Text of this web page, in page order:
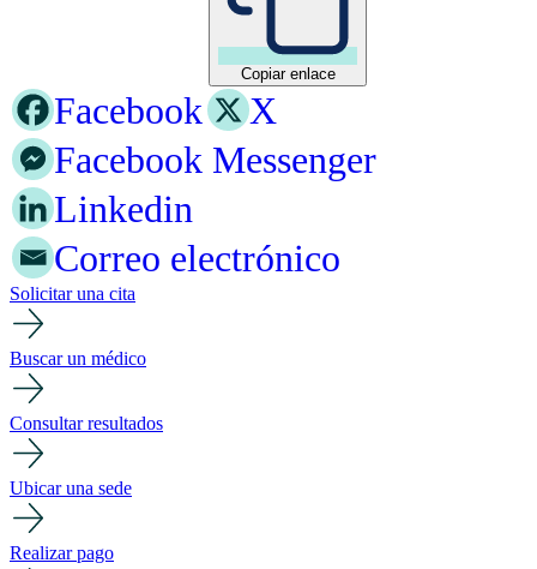
Copiar enlace
Facebook
X
Facebook Messenger
Linkedin
Correo electrónico
Solicitar una cita
Buscar un médico
Consultar resultados
Ubicar una sede
Realizar pago